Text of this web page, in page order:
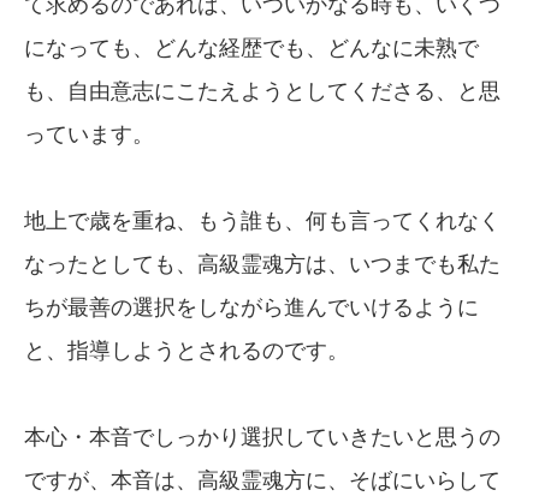
て求めるのであれば、いついかなる時も、いくつ
になっても、どんな経歴でも、どんなに未熟で
も、自由意志にこたえようとしてくださる、と思
っています。
地上で歳を重ね、もう誰も、何も言ってくれなく
なったとしても、高級霊魂方は、いつまでも私た
ちが最善の選択をしながら進んでいけるように
と、指導しようとされるのです。
本心・本音でしっかり選択していきたいと思うの
ですが、本音は、高級霊魂方に、そばにいらして